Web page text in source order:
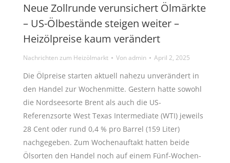
Neue Zollrunde verunsichert Ölmärkte
– US-Ölbestände steigen weiter –
Heizölpreise kaum verändert
Nachrichten zum Heizölmarkt Vonadmin April 2, 2025
Die Ölpreise starten aktuell nahezu unverändert in
den Handel zur Wochenmitte. Gestern hatte sowohl
die Nordseesorte Brent als auch die US-
Referenzsorte West Texas Intermediate (WTI) jeweils
28 Cent oder rund 0,4 % pro Barrel (159 Liter)
nachgegeben. Zum Wochenauftakt hatten beide
Ölsorten den Handel noch auf einem Fünf-Wochen-